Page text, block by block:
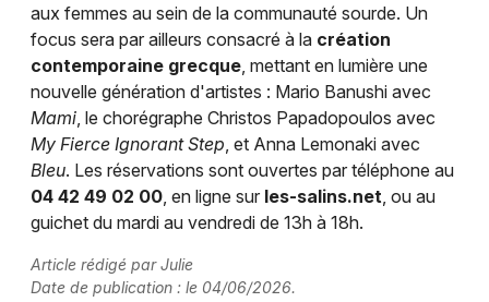
aux femmes au sein de la communauté sourde. Un
focus sera par ailleurs consacré à la création
contemporaine grecque , mettant en lumière une
nouvelle génération d'artistes : Mario Banushi avec
Mami , le chorégraphe Christos Papadopoulos avec
My Fierce Ignorant Step , et Anna Lemonaki avec
Bleu. Les réservations sont ouvertes par téléphone au
04 42 49 02 00 , en ligne sur les-salins.net , ou au
guichet du mardi au vendredi de 13h à 18h.
Article rédigé par Julie
Date de publication : le 04/06/2026.